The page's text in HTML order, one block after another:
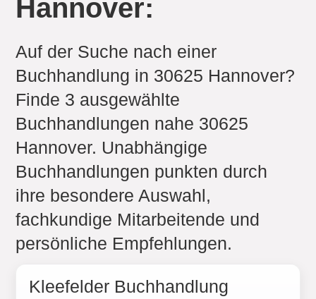
Hannover:
Auf der Suche nach einer
Buchhandlung in 30625 Hannover?
Finde 3 ausgewählte
Buchhandlungen nahe 30625
Hannover. Unabhängige
Buchhandlungen punkten durch
ihre besondere Auswahl,
fachkundige Mitarbeitende und
persönliche Empfehlungen.
Kleefelder Buchhandlung